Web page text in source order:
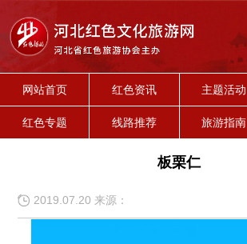
网站首页 红色资讯 主题活动
红色专题 线路推荐 旅游指南
板栗仁
2019.07.20 来源：